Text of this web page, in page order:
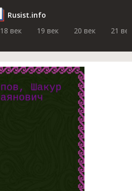
Rusist.info
18 век 19 век 20 век 21 век